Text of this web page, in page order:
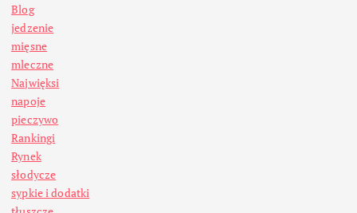
Blog
jedzenie
mięsne
mleczne
Najwięksi
napoje
pieczywo
Rankingi
Rynek
słodycze
sypkie i dodatki